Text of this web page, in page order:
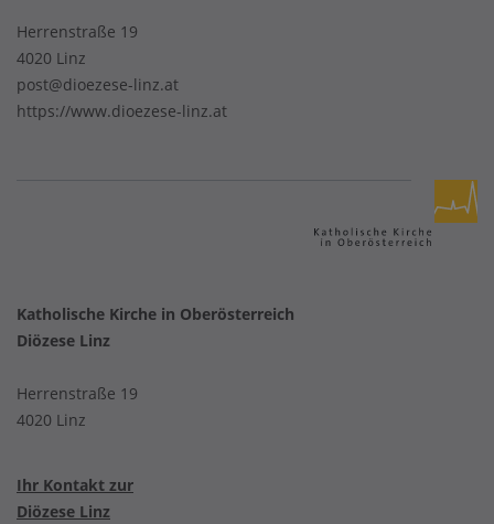
Herrenstraße 19
4020 Linz
post@dioezese-linz.at
https://www.dioezese-linz.at
Katholische Kirche in Oberösterreich
Diözese Linz
Herrenstraße 19
4020 Linz
Ihr Kontakt zur
Diözese Linz